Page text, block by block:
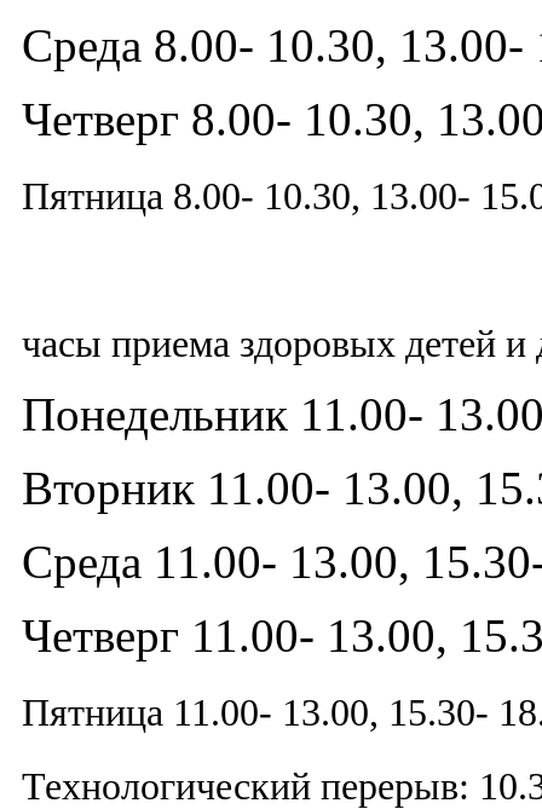
Среда 8.00- 10.30, 13.00-
Четверг 8.00- 10.30,
Пятница 8.00- 10.30, 13.00-
часы приема здоровых детей и
Понедельник 11.00-
Вторник 11.00- 13.00,
Среда 11.00- 13.00,
Четверг 11.00- 13.00,
Пятница 11.00- 13.00, 15.30-
Технологический перерыв: